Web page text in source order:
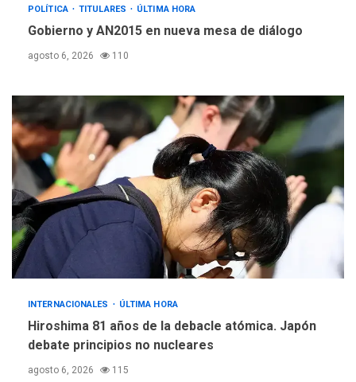
POLÍTICA TITULARES ÚLTIMA HORA
Gobierno y AN2015 en nueva mesa de diálogo
agosto 6, 2026 110
INTERNACIONALES ÚLTIMA HORA
Hiroshima 81 años de la debacle atómica. Japón
debate principios no nucleares
agosto 6, 2026 115